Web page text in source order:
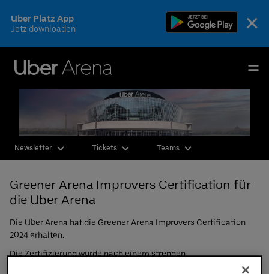
to
content
Tickets
×
Uber Platz App
Jetz downloaden
English
Events & Tickets
Fotos & Videos
Die Arena
Newsletter Tickets Teams
Greener Arena Improvers Certification für
die Uber Arena
Die Uber Arena hat die Greener Arena Improvers Certification
2024 erhalten.
Die Zertifizierung wurde nach einem strengen